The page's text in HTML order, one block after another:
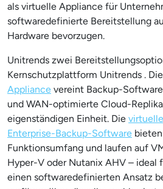
als virtuelle Appliance für
softwaredefinierte Bereitstellung
Hardware bevorzugen.
Unitrends zwei
Kernschutzplattform Unitrends . Die
Appliance vereint Backup-
und WAN-optimierte Cloud-
eigenständigen Einheit. Die
Enterprise-Backup-Software
Funktionsumfang und laufen auf
Hyper-V oder Nutanix AHV – ideal
einen softwaredefinierten Ansatz